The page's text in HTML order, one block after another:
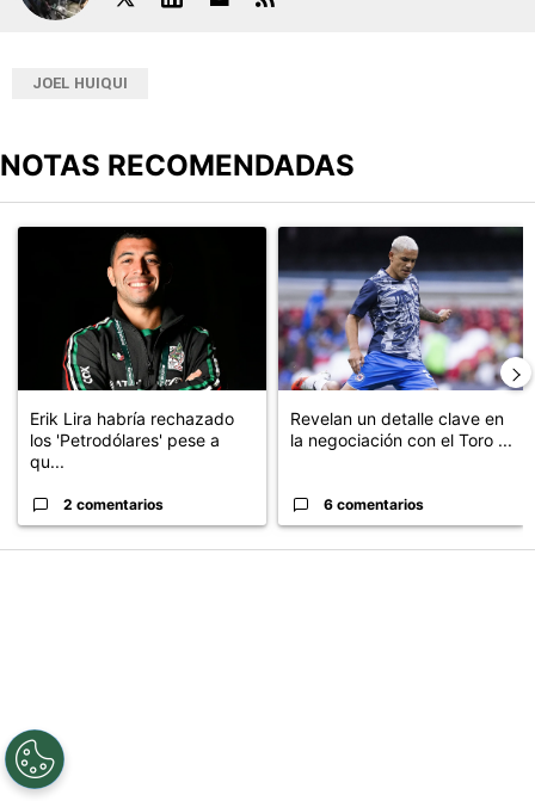
JOEL HUIQUI
NOTAS RECOMENDADAS
PUBLICIDAD
Un artículo de tendencia con el título "Erik Lira habría
Erik Lira habría rechazado
los 'Petrodólares' pese a
qu...
2 comentarios
Un artículo de tendencia con
Revelan un detalle clave en
la negociación con el Toro ...
6 comentarios